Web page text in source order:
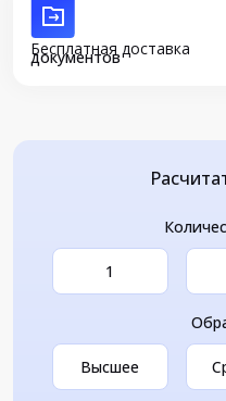
Бесплатная доставка
документов
1
Высшее